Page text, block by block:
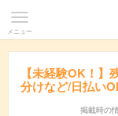
メニュー
【未経験OK！
分けなど/日払い
掲載時の